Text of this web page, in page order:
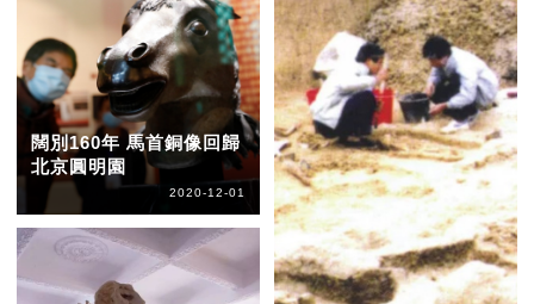
闊別160年 馬首銅像回歸
北京圓明園
2020-12-01